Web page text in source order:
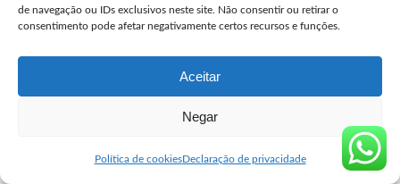
de navegação ou IDs exclusivos neste site. Não consentir ou retirar o
consentimento pode afetar negativamente certos recursos e funções.
Aceitar
Negar
Política de cookiesDeclaração de privacidade